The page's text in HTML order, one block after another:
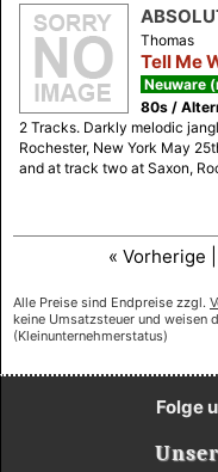
Thomas
Tell Me
Neuware
80s /
2 Tracks. Darkly melodic
Rochester, New York May
and at track two at Saxon,
« Vorherige
Alle Preise sind Endpreise zzgl.
keine Umsatzsteuer und weisen
(Kleinunternehmerstatus)
Folge